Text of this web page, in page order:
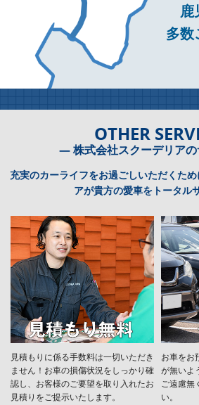
鹿
多数
OTHER
― 株式会社スクーデリア
充実のカーライフをお過ごしいただくた
アが貴方の愛車をトータル
見積もりに係る手数料は一切いただき
ません！お車の損傷状況をしっかり確
認し、お客様のご要望を取り入れたお
見積りをご提示いたします。
お車をお
が無いよ
ご遠慮無
い。